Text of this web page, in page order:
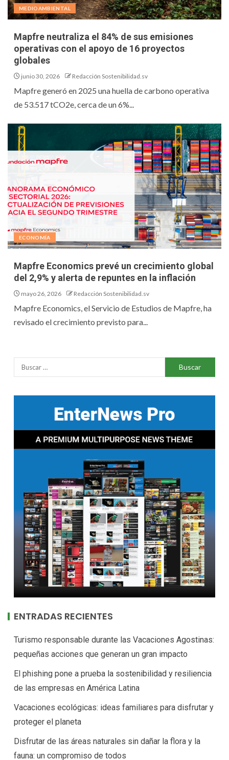
MEDIOAMBIENTAL
Mapfre neutraliza el 84% de sus emisiones
operativas con el apoyo de 16 proyectos
globales
junio 30, 2026 Redacción Sostenibilidad.sv
Mapfre generó en 2025 una huella de carbono operativa
de 53.517 tCO2e, cerca de un 6%...
ECONOMÍA
Mapfre Economics prevé un crecimiento global
del 2,9% y alerta de repuntes en la inflación
mayo 26, 2026 Redacción Sostenibilidad.sv
Mapfre Economics, el Servicio de Estudios de Mapfre, ha
revisado el crecimiento previsto para...
ENTRADAS RECIENTES
Turismo responsable durante las Vacaciones Agostinas:
pequeñas acciones que generan un gran impacto
El phishing pone a prueba la sostenibilidad y resiliencia
de las empresas en América Latina
Vacaciones ecológicas: ideas familiares para disfrutar y
proteger el planeta
Disfrutar de las áreas naturales sin dañar la flora y la
fauna: un compromiso de todos